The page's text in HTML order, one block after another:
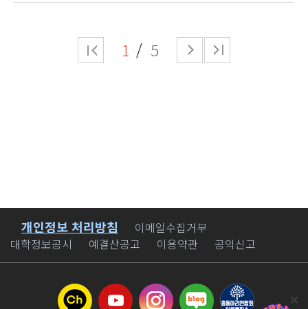
1 5
바로가기
개인정보 처리방침
이메일수집거부
대학정보공시
예결산공고 이용약관 공익신고